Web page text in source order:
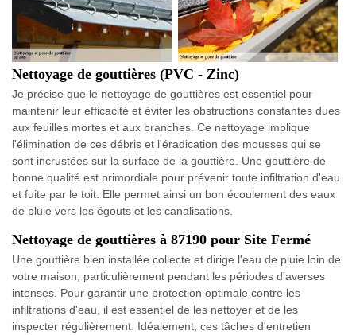
Nettoyage de gouttières (PVC - Zinc)
Je précise que le nettoyage de gouttières est essentiel pour
maintenir leur efficacité et éviter les obstructions constantes dues
aux feuilles mortes et aux branches. Ce nettoyage implique
l'élimination de ces débris et l'éradication des mousses qui se
sont incrustées sur la surface de la gouttière. Une gouttière de
bonne qualité est primordiale pour prévenir toute infiltration d'eau
et fuite par le toit. Elle permet ainsi un bon écoulement des eaux
de pluie vers les égouts et les canalisations.
Nettoyage de gouttières à 87190 pour Site Fermé
Une gouttière bien installée collecte et dirige l'eau de pluie loin de
votre maison, particulièrement pendant les périodes d'averses
intenses. Pour garantir une protection optimale contre les
infiltrations d'eau, il est essentiel de les nettoyer et de les
inspecter régulièrement. Idéalement, ces tâches d'entretien